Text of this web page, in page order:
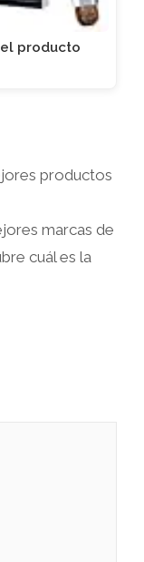
producto
productos
marcas de
cuál es la